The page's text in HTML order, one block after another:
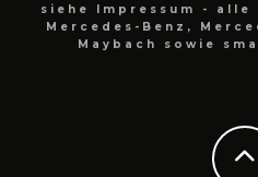
siehe Impressum - alle
Mercedes-Benz,
Maybach sowie